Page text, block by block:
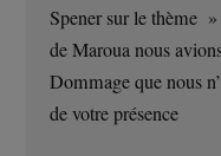
Spener sur le thème »
de Maroua nous
Dommage que nous
de votre présence